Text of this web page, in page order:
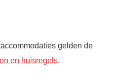
gelden de
en huisregels.